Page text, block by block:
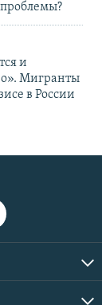
и
Мигранты
в России